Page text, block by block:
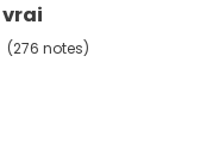
vrai
(276 notes)